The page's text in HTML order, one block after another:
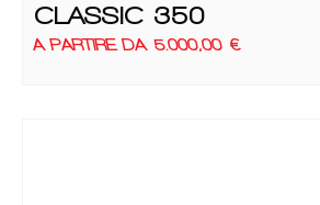
CLASSIC 350
A PARTIRE DA5.000,00€